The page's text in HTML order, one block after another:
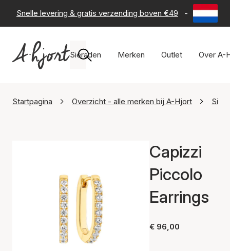
Snelle levering & gratis verzending boven €49 - 60 dagen
Sieraden Merken Outlet Over A-
Startpagina Overzicht - alle merken bij A-Hjort Sif
Capizzi
Piccolo
Earrings
€ 96,00